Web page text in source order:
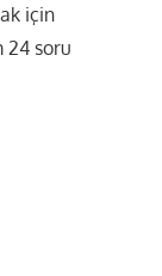
için
24 soru